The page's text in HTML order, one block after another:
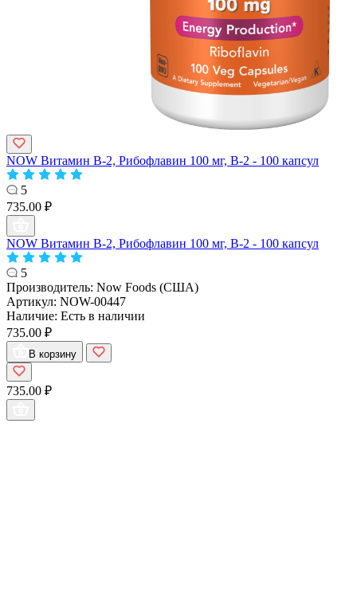
NOW Витамин B-2, Рибофлавин 100 мг, B-2 - 100 капсул
5
735.00 ₽
NOW Витамин B-2, Рибофлавин 100 мг, B-2 - 100 капсул
5
Производитель: Now Foods (США)
Артикул: NOW-00447
Наличие: Есть в наличии
735.00 ₽
В корзину
735.00 ₽